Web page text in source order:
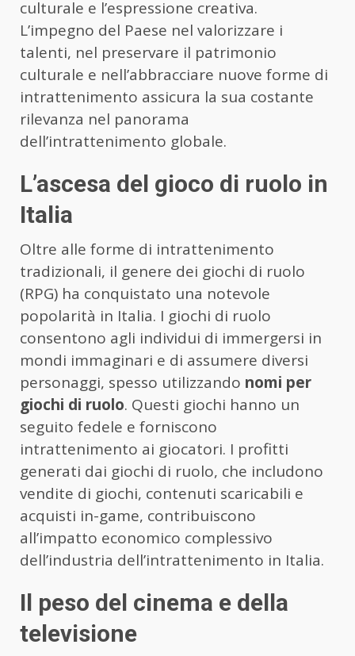
culturale e l’espressione creativa.
L’impegno del Paese nel valorizzare i
talenti, nel preservare il patrimonio
culturale e nell’abbracciare nuove forme di
intrattenimento assicura la sua costante
rilevanza nel panorama
dell’intrattenimento globale.
L’ascesa del gioco di ruolo in
Italia
Oltre alle forme di intrattenimento
tradizionali, il genere dei giochi di ruolo
(RPG) ha conquistato una notevole
popolarità in Italia. I giochi di ruolo
consentono agli individui di immergersi in
mondi immaginari e di assumere diversi
personaggi, spesso utilizzando nomi per
giochi di ruolo. Questi giochi hanno un
seguito fedele e forniscono
intrattenimento ai giocatori. I profitti
generati dai giochi di ruolo, che includono
vendite di giochi, contenuti scaricabili e
acquisti in-game, contribuiscono
all’impatto economico complessivo
dell’industria dell’intrattenimento in Italia.
Il peso del cinema e della
televisione